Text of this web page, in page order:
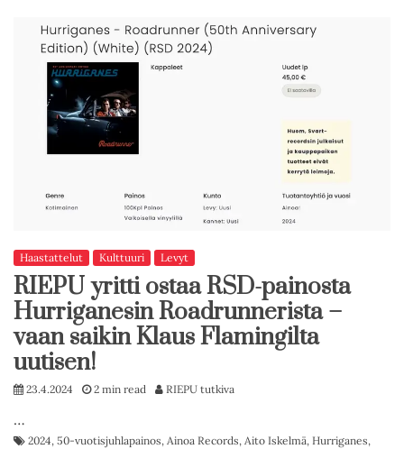
Haastattelut Kulttuuri Levyt
RIEPU yritti ostaa RSD-painosta
Hurriganesin Roadrunnerista –
vaan saikin Klaus Flamingilta
uutisen!
23.4.2024 2 min read RIEPU tutkiva
…
2024, 50-vuotisjuhlapainos, Ainoa Records, Aito Iskelmä, Hurriganes,